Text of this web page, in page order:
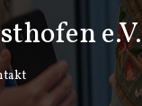
e.V.